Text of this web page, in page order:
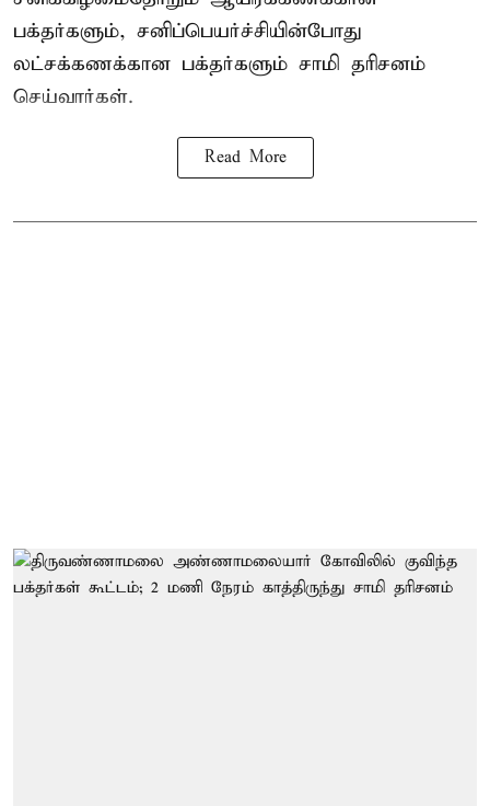
பக்தர்களும், சனிப்பெயர்ச்சியின்போது
லட்சக்கணக்கான பக்தர்களும் சாமி தரிசனம்
செய்வார்கள்.
Read More